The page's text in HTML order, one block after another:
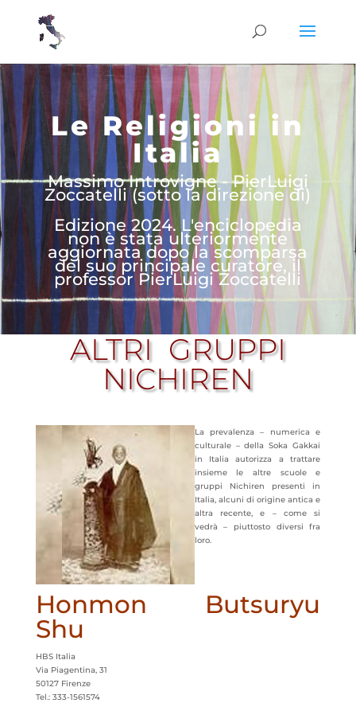
Le Religioni in
Italia
Massimo Introvigne - PierLuigi
Zoccatelli (sotto la direzione di)
Edizione 2024. L'enciclopedia
non è stata ulteriormente
aggiornata dopo la scomparsa
del suo principale curatore, il
professor PierLuigi Zoccatelli
ALTRI GRUPPI
NICHIREN
La prevalenza – numerica e
culturale – della Soka Gakkai
in Italia autorizza a trattare
insieme le altre scuole e
gruppi Nichiren presenti in
Italia, alcuni di origine antica e
altra recente, e – come si
vedrà – piuttosto diversi fra
loro.
Honmon Butsuryu
Shu
HBS Italia
Via Piagentina, 31
50127 Firenze
Tel.: 333-1561574